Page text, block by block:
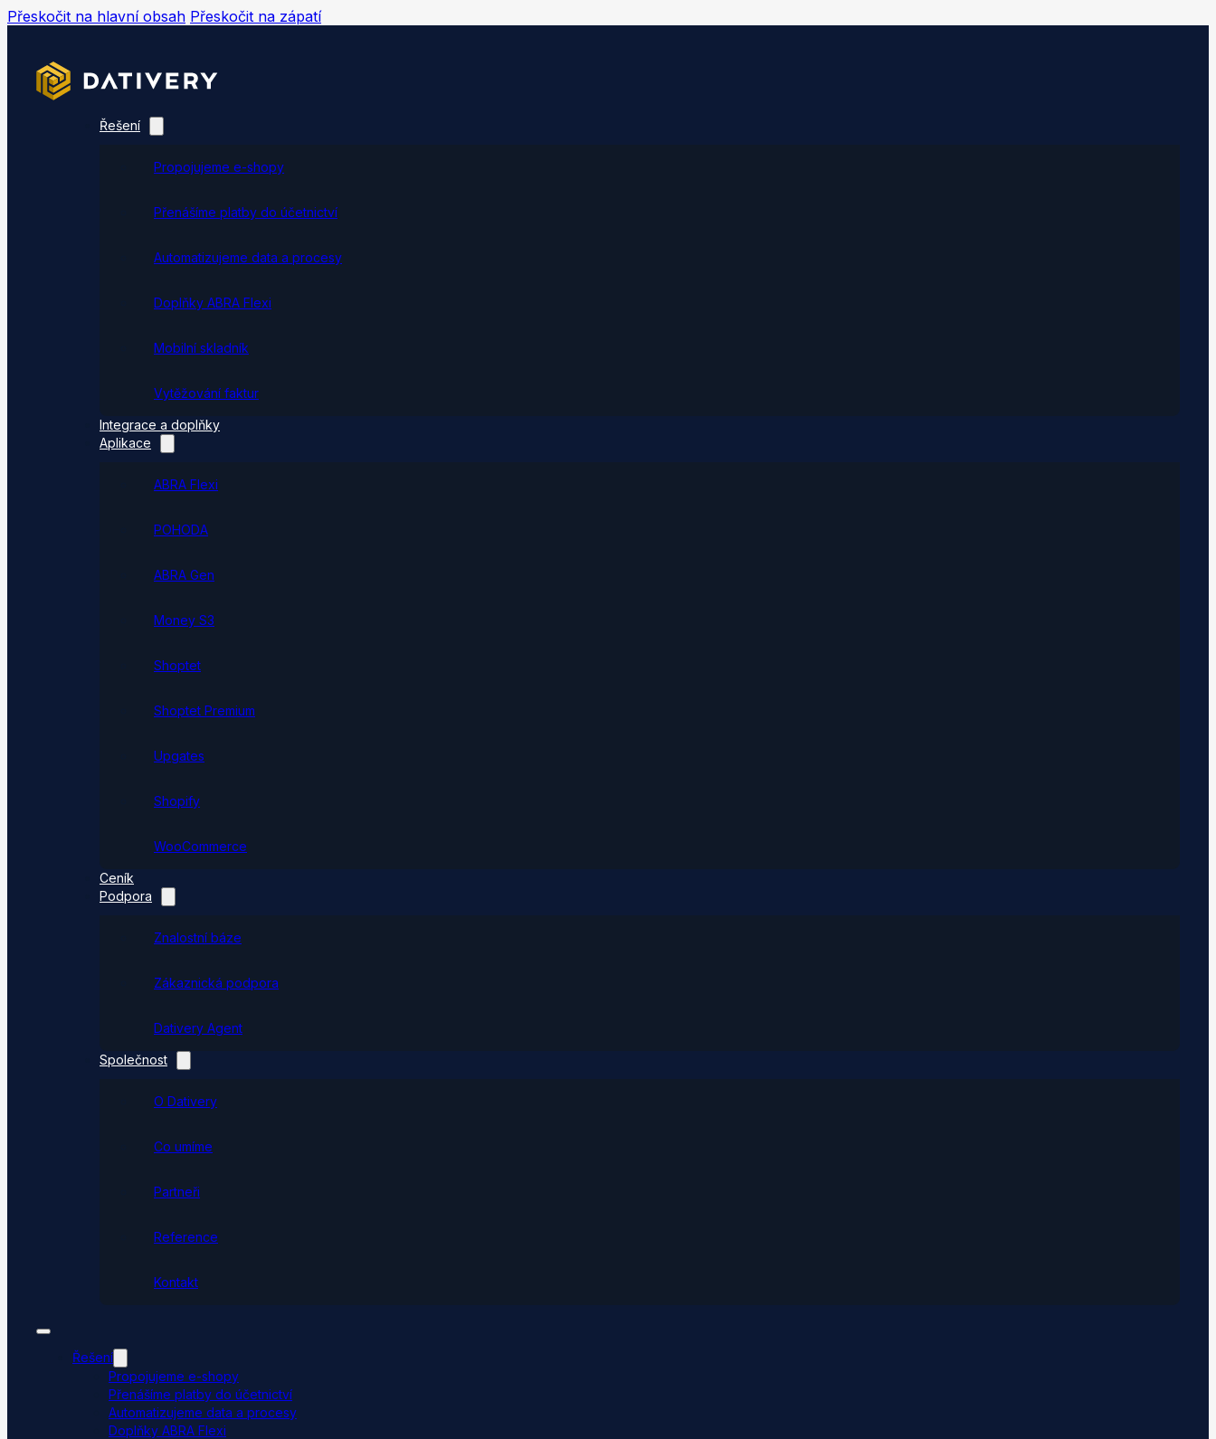
Přeskočit na hlavní obsah Přeskočit na zápatí
Řešení
Propojujeme e-shopy
Přenášíme platby do účetnictví
Automatizujeme data a procesy
Doplňky ABRA Flexi
Mobilní skladník
Vytěžování faktur
Integrace a doplňky
Aplikace
ABRA Flexi
POHODA
ABRA Gen
Money S3
Shoptet
Shoptet Premium
Upgates
Shopify
WooCommerce
Ceník
Podpora
Znalostní báze
Zákaznická podpora
Dativery Agent
Společnost
O Dativery
Co umíme
Partneři
Reference
Kontakt
Řešení
Propojujeme e-shopy
Přenášíme platby do účetnictví
Automatizujeme data a procesy
Doplňky ABRA Flexi